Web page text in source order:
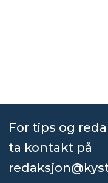
For tips og
ta kontakt på